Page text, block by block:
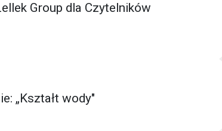
Group dla Czytelników
„Kształt wody"